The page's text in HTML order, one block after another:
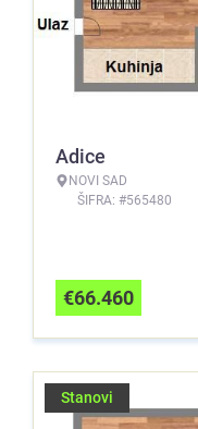
Adice
NOVI SAD
ŠIFRA: #565480
€66.460
Stanovi